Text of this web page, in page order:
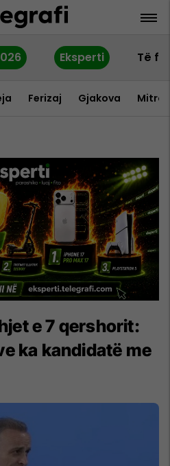
Eksperti Të
Ferizaj Gjakova
e 7 qershorit:
ka kandidatë me